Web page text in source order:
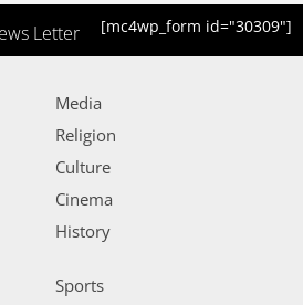
Letter [mc4wp_form id="30309"]
Media
Religion
Culture
Cinema
History
Sports